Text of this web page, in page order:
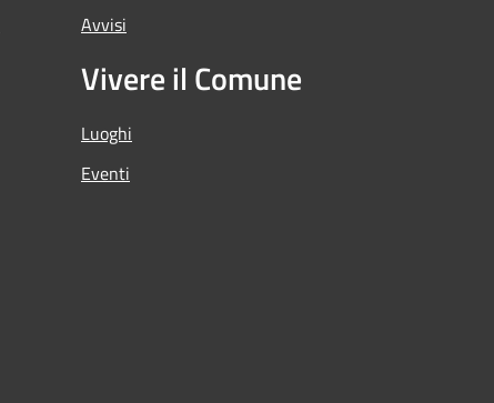
Avvisi
Vivere il Comune
Luoghi
Eventi